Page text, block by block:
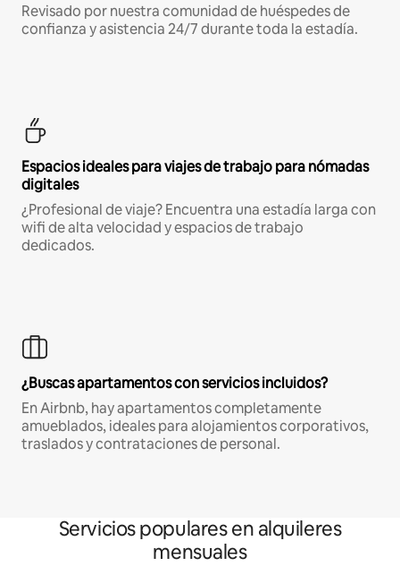
Revisado por nuestra comunidad de huéspedes de
confianza y asistencia 24/7 durante toda la estadía.
Espacios ideales para viajes de trabajo para nómadas
digitales
¿Profesional de viaje? Encuentra una estadía larga con
wifi de alta velocidad y espacios de trabajo
dedicados.
¿Buscas apartamentos con servicios incluidos?
En Airbnb, hay apartamentos completamente
amueblados, ideales para alojamientos corporativos,
traslados y contrataciones de personal.
Servicios populares en alquileres
mensuales